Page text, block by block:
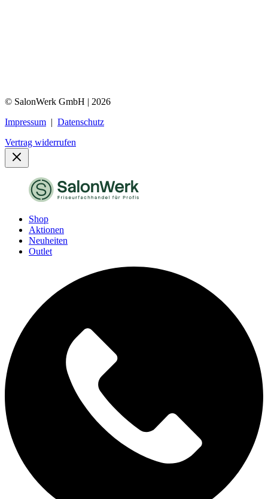
© SalonWerk GmbH | 2026
Impressum | Datenschutz
Vertrag widerrufen
Shop
Aktionen
Neuheiten
Outlet